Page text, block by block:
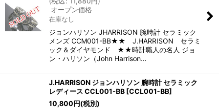
オープン価格
在庫なし
ジョンハリソン JHARRISON 腕時計 セラミック
メンズ CCM001-BB★★ J.HARRISON セラミ
ック＆ダイヤモンド ★★時計職人の名人 ジョ
ン・ハリソン（John Harrison…
J.HARRISON ジョンハリソン 腕時計 セラミック
レディース CCL001-BB [CCL001-BB]
10,800円(税別)